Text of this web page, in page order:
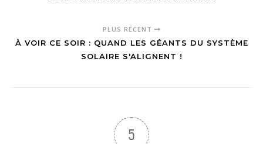
PLUS RÉCENT
À VOIR CE SOIR : QUAND LES GÉANTS DU SYSTÈME
SOLAIRE S'ALIGNENT !
5